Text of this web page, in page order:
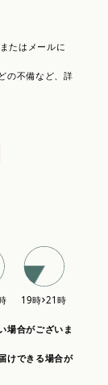
たはメールに
の不備など、詳
場合がございま
けできる場合が